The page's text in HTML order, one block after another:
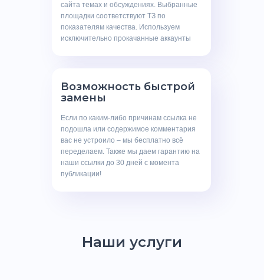
сайта темах и обсуждениях. Выбранные
площадки соответствуют ТЗ по
показателям качества. Используем
исключительно прокачанные аккаунты
Возможность быстрой
замены
Если по каким-либо причинам ссылка не
подошла или содержимое комментария
вас не устроило – мы бесплатно всё
переделаем. Также мы даем гарантию на
наши ссылки до 30 дней с момента
публикации!
Наши услуги